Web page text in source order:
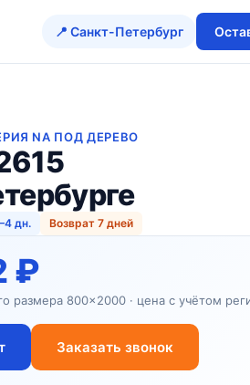
📍 Санкт-Петербург
NA ПОД ДЕРЕВО
дн. Возврат 7 дней
₽
размера 800×2000 · цена с учётом
Заказать звонок